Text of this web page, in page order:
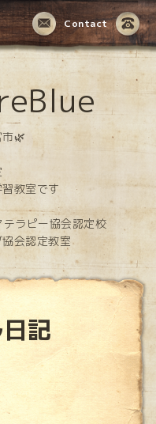
Contact
🌿
教室です
ラピー協会認定校
会認定教室
記